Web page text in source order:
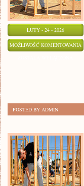
LUTY - 24 - 2026
MOŻLIWOŚĆ KOMENTOWANIA
POSTED BY ADMIN